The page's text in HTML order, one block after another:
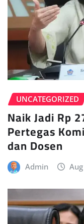
UNCATEGORIZED
Naik Jadi Rp
Pertegas
dan Dosen
Admin